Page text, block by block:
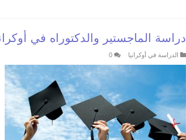
دراسة الماجستير والدكتوراه في
الدراسة في أوكرانيا 0